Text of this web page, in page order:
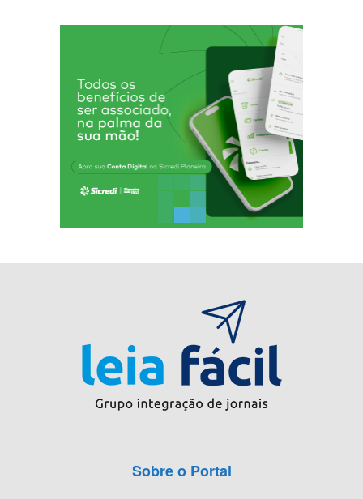
Sobre o Portal